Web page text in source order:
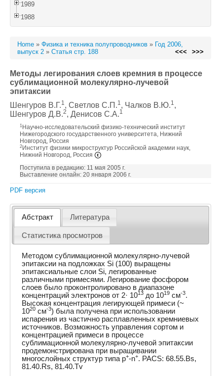
1989
1988
Home » Физика и техника полупроводников » Год 2006,
выпуск 2 » Статья стр. 188 <<< >>>
Методы легирования слоев кремния в процессе
сублимационной молекулярно-лучевой
эпитаксии
Шенгуров В.Г.1, Светлов С.П.1, Чалков В.Ю.1,
Шенгуров Д.В.2, Денисов С.А.1
1 Научно-исследовательский физико-технический институт
Нижегородского государственного университета, Нижний
Новгород, Россия
2 Институт физики микроструктур Российской академии наук,
Нижний Новгород, Россия
Поступила в редакцию: 11 мая 2005 г.
Выставление онлайн: 20 января 2006 г.
PDF версия
Абстракт Литература
Статистика просмотров
Методом сублимационной молекулярно-лучевой
эпитаксии на подложках Si (100) выращены
эпитаксиальные слои Si, легированные
различными примесями. Легирование фосфором
слоев было проконтролировано в диапазоне
концентраций электронов от 2· 1013 до 1019 см-3.
Высокая концентрация легирующей примеси (~
1020 см-3) была получена при использовании
испарения из частично расплавленных кремниевых
источников. Возможность управления сортом и
концентрацией примеси в процессе
сублимационной молекулярно-лучевой эпитаксии
продемонстрирована при выращивании
многослойных структур типа p+-n+. PACS: 68.55.Bs,
81.40.Rs, 81.40.Tv